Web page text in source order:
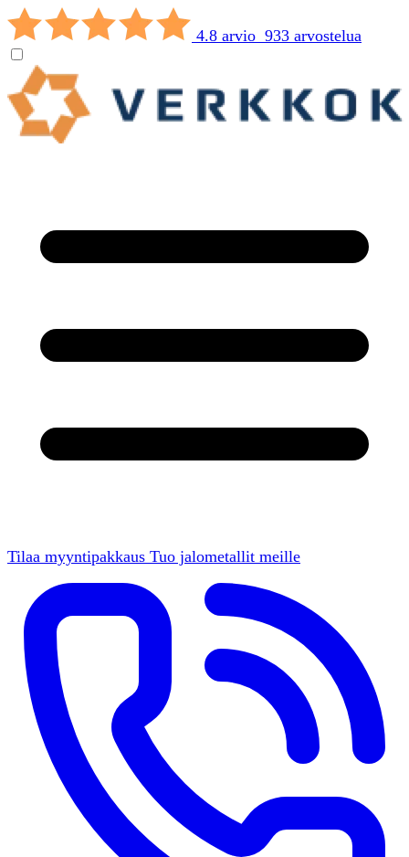
4.8 arvio 933 arvostelua
Tilaa myyntipakkaus Tuo jalometallit meille